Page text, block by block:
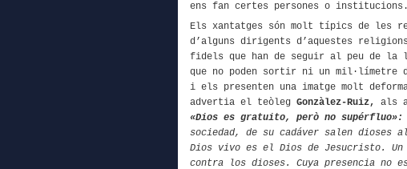
ens fan certes persones o institucions .
Els xantatges són molt típics de les
d’alguns dirigents d’aquestes
fidels que han de seguir al peu de
que no poden sortir ni un mil·límetre
i els presenten una imatge molt
advertia el teòleg Gonzàlez-Ruiz,
als
«Dios es gratuito, però no supérfluo»:
sociedad, de su cadáver salen dioses
Dios vivo es el Dios de Jesucristo.
contra los dioses. Cuya presencia no